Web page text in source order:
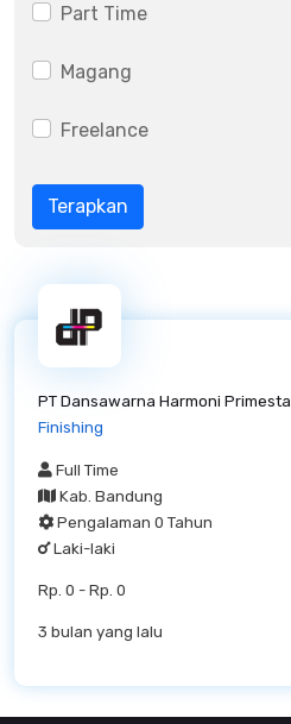
Part Time
Magang
Freelance
Terapkan
PT Dansawarna Harmoni Primesta
Finishing
Full Time
Kab. Bandung
Pengalaman 0 Tahun
Laki-laki
Rp. 0 - Rp. 0
3 bulan yang lalu